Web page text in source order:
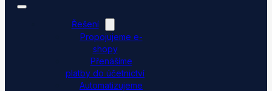
Řešení
Propojujeme e-
shopy
Přenášíme
platby do účetnictví
Automatizujeme